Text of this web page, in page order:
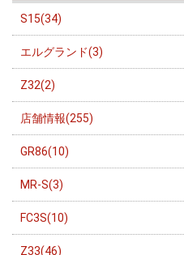
S15(34)
エルグランド(3)
Z32(2)
店舗情報(255)
GR86(10)
MR-S(3)
FC3S(10)
Z33(46)